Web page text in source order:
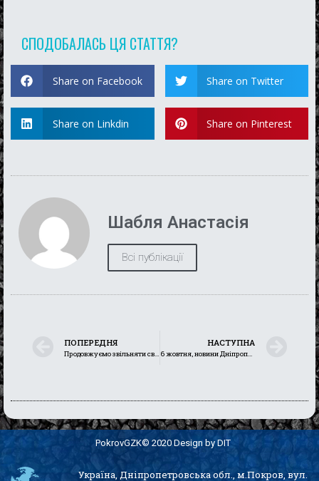
СПОДОБАЛАСЬ ЦЯ СТАТТЯ?
Share on Facebook Share on Twitter
Share on Linkdin Share on Pinterest
Шабля Анастасія
Всі публікації
ПОПЕРЕДНЯ
Продовжуємо звільняти свої території і заручатись міжнародною підтримкою
НАСТУПНА
6 жовтня, новини Дніпропетровщини: Нікопольський район знову потрапив під ворожий вогонь окупантів
PokrovGZK© 2020 Design by DIT
Україна, Дніпропетровська обл., м.Покров, вул.